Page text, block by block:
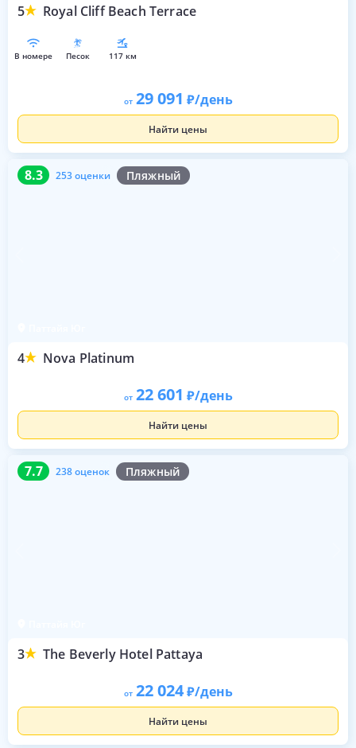
5 Royal Cliff Beach Terrace
в номере песок 117 км
от 29 091 /день
Найти цены
8.3 253 оценки Пляжный
4 Nova Platinum
8.3 253 оценки
от 22 601 /день
Найти цены
7.7 238 оценок Пляжный
3 The Beverly Hotel Pattaya
7.7 238 оценок
от 22 024 /день
Найти цены